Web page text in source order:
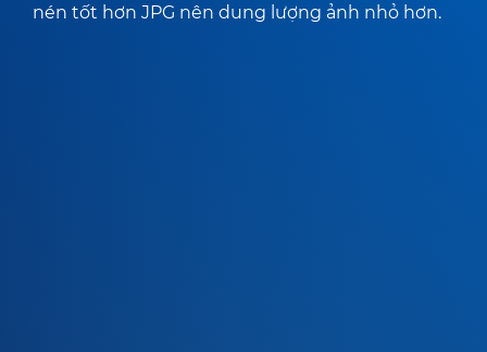
nén tốt hơn JPG nên dung lượng ảnh nhỏ hơn.